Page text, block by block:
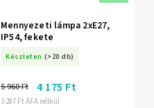
Mennyezeti lámpa 2xE27,
IP54, fekete
Készleten (>20 db)
3 287 Ft ÁFA nélkül
5 960 Ft 4 175 Ft